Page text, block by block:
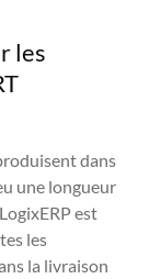
les
dans
une longueur
. LogixERP est
les
la livraison